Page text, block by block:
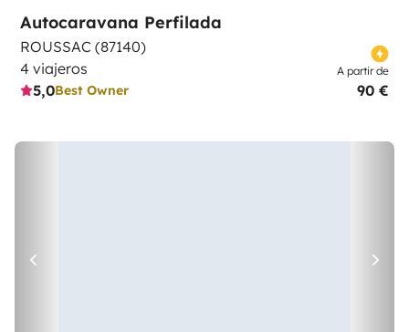
Autocaravana Perfilada
ROUSSAC (87140)
4 viajeros
5,0Best Owner
A partir de
90 €